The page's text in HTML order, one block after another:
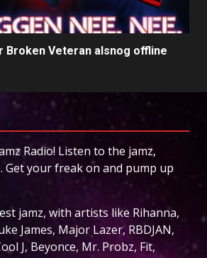
Broken Veteran alsnog offline
Radio! Listen to the jamz,
Get your freak on and pump up
jamz, with artists like Rihanna,
James, Major Lazer, RBDJAN,
J, Beyonce, Mr. Probz, Fit,